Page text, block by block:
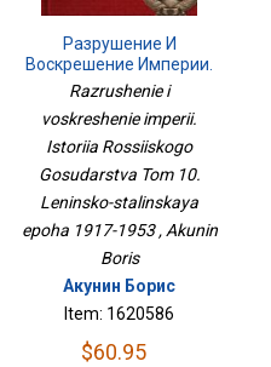
Разрушение И
Воскрешение Империи.
История Российского
Ленинско-Сталинская
Эпоха. 1917-1953
Razrushenie i
voskreshenie imperii.
Istoriia Rossiiskogo
Gosudarstva Tom 10.
Leninsko-stalinskaya
epoha 1917-1953 , Akunin
Boris
Акунин Борис
Item: 1620586
$60.95